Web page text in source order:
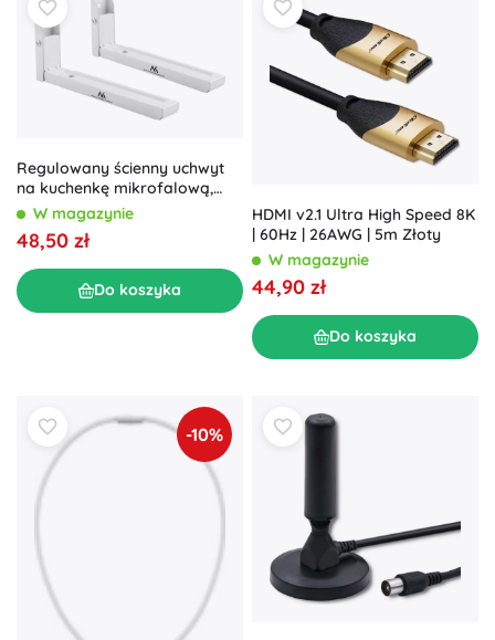
Regulowany ścienny uchwyt
na kuchenkę mikrofalową,
białyW magazynie
48,50 zł
Do koszyka
HDMI v2.1 Ultra High Speed 8K
| 60Hz | 26AWG | 5m Złoty
W magazynie
44,90 zł
Do koszyka
-10%